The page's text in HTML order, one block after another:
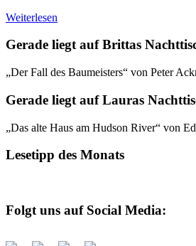
Weiterlesen
Gerade liegt auf Brittas
„Der Fall des Baumeisters“ von Peter
Gerade liegt auf Lauras
„Das alte Haus am Hudson River“ von
Lesetipp des Monats
Folgt uns auf Social Media: